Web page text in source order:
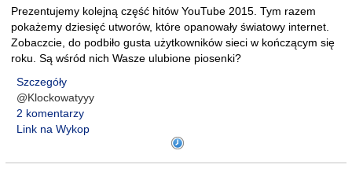
Prezentujemy kolejną część hitów YouTube 2015. Tym razem
pokażemy dziesięć utworów, które opanowały światowy internet.
Zobaczcie, do podbiło gusta użytkowników sieci w kończącym się
roku. Są wśród nich Wasze ulubione piosenki?
Szczegóły
@Klockowatyyy
2 komentarzy
Link na Wykop